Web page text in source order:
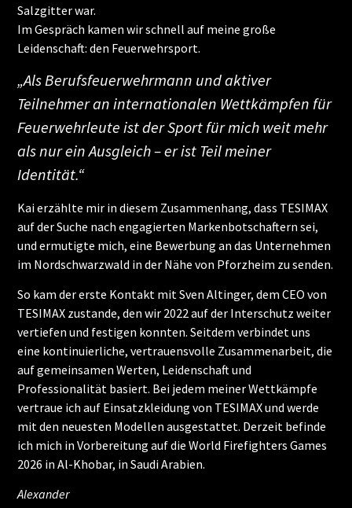
Salzgitter war.
Im Gespräch kamen wir schnell auf meine große
Leidenschaft: den Feuerwehrsport.
„Als Berufsfeuerwehrmann und aktiver
Teilnehmer an internationalen Wettkämpfen für
Feuerwehrleute ist der Sport für mich weit mehr
als nur ein Ausgleich – er ist Teil meiner
Identität.“
Kai erzählte mir in diesem Zusammenhang, dass TESIMAX
auf der Suche nach engagierten Markenbotschaftern sei,
und ermutigte mich, eine Bewerbung an das Unternehmen
im Nordschwarzwald in der Nähe von Pforzheim zu senden.
So kam der erste Kontakt mit Sven Altinger, dem CEO von
TESIMAX zustande, den wir 2022 auf der Interschutz weiter
vertiefen und festigen konnten. Seitdem verbindet uns
eine kontinuierliche, vertrauensvolle Zusammenarbeit, die
auf gemeinsamen Werten, Leidenschaft und
Professionalität basiert. Bei jedem meiner Wettkämpfe
vertraue ich auf Einsatzkleidung von TESIMAX und werde
mit den neuesten Modellen ausgestattet. Derzeit befinde
ich mich in Vorbereitung auf die World Firefighters Games
2026 in Al-Khobar, in Saudi Arabien.
Alexander